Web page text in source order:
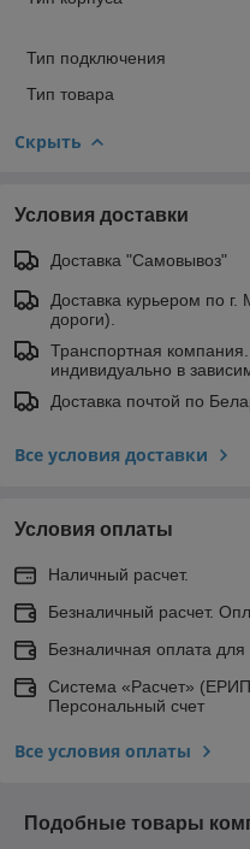
Тип подключения
Тип тoвара
Скрыть
Условия доставки
Доставка "Самовывоз"
Доставка курьером по
дороги).
Транспортная
индивидуально в
Доставка почтой по
Все условия доставки
Условия оплаты
Наличный расчет.
Безналичный расчет.
Безналичная оплата
Система «Расчет»
Персональный счет
Все условия оплаты
Подобные товары